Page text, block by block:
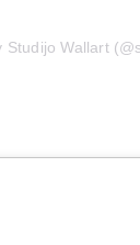
Studijo Wallart